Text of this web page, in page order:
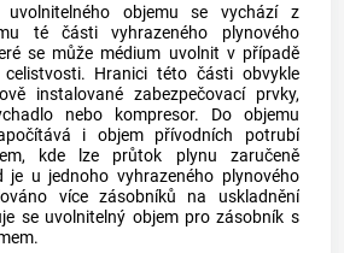
uvolnitelného objemu se vychází z
té části vyhrazeného plynového
se může médium uvolnit v případě
celistvosti. Hranici této části obvykle
instalované zabezpečovací prvky,
nebo kompresor. Do objemu
i objem přívodních potrubí
kde lze průtok plynu zaručeně
je u jednoho vyhrazeného plynového
více zásobníků na uskladnění
se uvolnitelný objempro zásobník s